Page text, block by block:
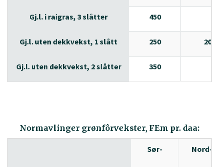
Gj.l. i raigras, 3 slåtter 450
Gj.l. uten dekkvekst, 1 slått 250 200
Gj.l. uten dekkvekst, 2 slåtter 350
Normavlinger grønfôrvekster, FEm pr. daa:
Sør- Nord-